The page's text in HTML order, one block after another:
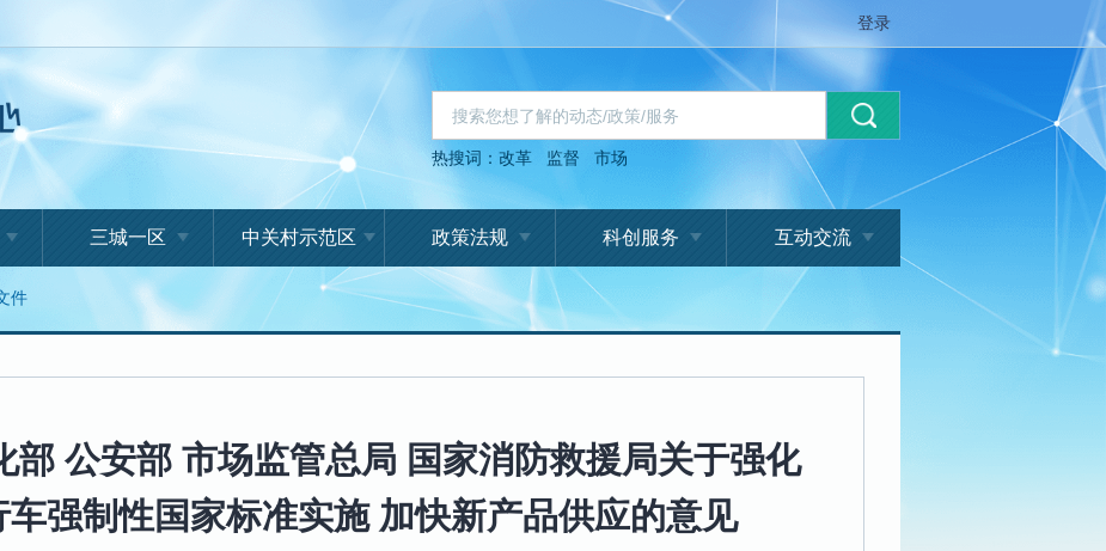
登录
热搜词：改革 监督 市场
三城一区 中关村示范区 政策法规 科创服务 互动交流
件
部 公安部 市场监管总局 国家消防救援局关于强化
车强制性国家标准实施 加快新产品供应的意见